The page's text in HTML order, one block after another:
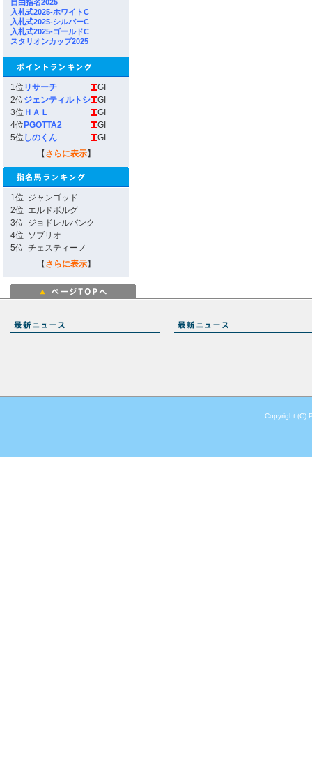
自由指名2025
入札式2025-ホワイトC
入札式2025-シルバーC
入札式2025-ゴールドC
スタリオンカップ2025
1位 リサーチ
GI
2位ジェンティルトシ
GI
3位 ＨＡＬ
GI
4位 PGOTTA2
GI
5位 しのくん
GI
【 さらに表示】
1位 ジャンゴッド
2位 エルドボルグ
3位 ジョドレルバンク
4位 ソブリオ
5位 チェスティーノ
【 さらに表示】
Copyright (C)